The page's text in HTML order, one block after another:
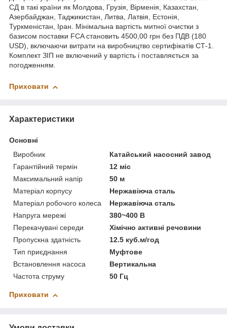
СД в такі країни як Молдова, Грузія, Вірменія, Казахстан,
Азербайджан, Таджикистан, Литва, Латвія, Естонія,
Туркменістан, Іран. Мінімальна вартість митної очистки з
базисом поставки FCA становить 4500,00 грн без ПДВ (180
USD), включаючи витрати на виробництво сертифікатів СТ-1.
Комплект ЗІП не включений у вартість і поставляється за
погодженням.
Приховати
Характеристики
Основні
Виробник
Катайський насосний завод
Гарантійний термін
12 міс
Максимальний напір
50 м
Матеріал корпусу
Нержавіюча сталь
Матеріал робочого колеса
Нержавіюча сталь
Напруга мережі
380~400 В
Перекачувані середи
Хімічно активні речовини
Пропускна здатність
12.5 куб.м/год
Тип приєднання
Муфтове
Встановлення насоса
Вертикальна
Частота струму
50 Гц
Приховати